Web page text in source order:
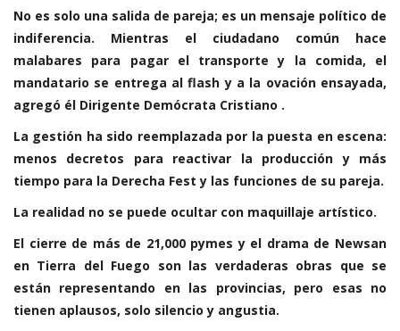
No es solo una salida de pareja; es un mensaje político de
indiferencia. Mientras el ciudadano común hace
malabares para pagar el transporte y la comida, el
mandatario se entrega al flash y a la ovación ensayada,
agregó él Dirigente Demócrata Cristiano .
La gestión ha sido reemplazada por la puesta en escena:
menos decretos para reactivar la producción y más
tiempo para la Derecha Fest y las funciones de su pareja.
La realidad no se puede ocultar con maquillaje artístico.
El cierre de más de 21,000 pymes y el drama de Newsan
en Tierra del Fuego son las verdaderas obras que se
están representando en las provincias, pero esas no
tienen aplausos, solo silencio y angustia.